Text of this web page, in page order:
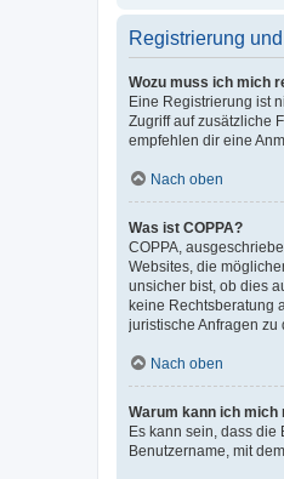
Registrierung
Wozu muss ich mich
Eine Registrierung ist
Zugriff auf zusätzliche
empfehlen dir eine
Nach oben
Was ist COPPA?
COPPA,
Websites, die
unsicher bist, ob dies
keine Rechtsberatung
juristische Anfragen zu
Nach oben
Warum kann ich
Es kann sein, dass
Benutzername, mit